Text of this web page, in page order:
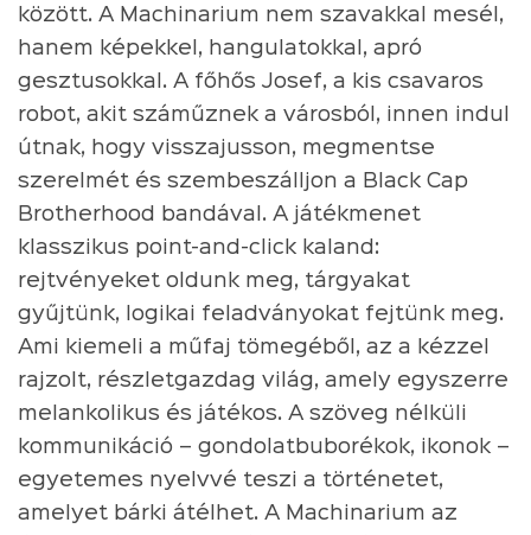
között. A Machinarium nem szavakkal mesél,
hanem képekkel, hangulatokkal, apró
gesztusokkal. A főhős Josef, a kis csavaros
robot, akit száműznek a városból, innen indul
útnak, hogy visszajusson, megmentse
szerelmét és szembeszálljon a Black Cap
Brotherhood bandával. A játékmenet
klasszikus point-and-click kaland:
rejtvényeket oldunk meg, tárgyakat
gyűjtünk, logikai feladványokat fejtünk meg.
Ami kiemeli a műfaj tömegéből, az a kézzel
rajzolt, részletgazdag világ, amely egyszerre
melankolikus és játékos. A szöveg nélküli
kommunikáció – gondolatbuborékok, ikonok –
egyetemes nyelvvé teszi a történetet,
amelyet bárki átélhet. A Machinarium az